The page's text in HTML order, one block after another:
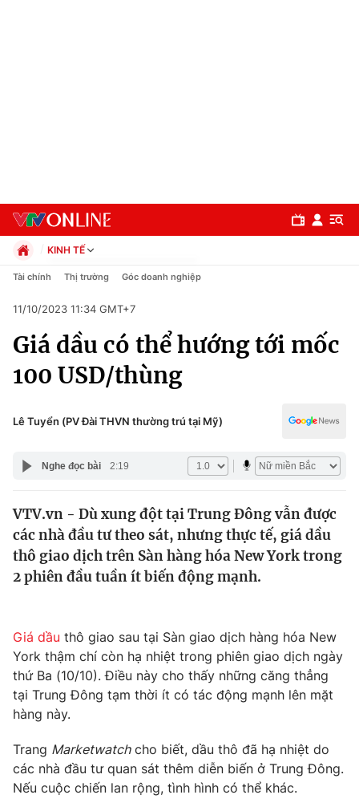
Chuyên mục
Chính trị
Pháp luật
Thế giới
Tin tức
Câu chuyện quốc tế
Tài chính
Thị trường
Góc doanh nghiệp
Dữ liệu và đời sống
Truyền hình
Phim VTV
Hậu trường
Nhân vật
Điện ảnh
Đời sống
KINH TẾ
Chính trị
Pháp luật
Kinh tế
Thể thao
Truyền hình
Y tế
Công nghệ
Tài chính Thị trường Góc doanh nghiệp
11/10/2023 11:34 GMT+7
Giá dầu có thể hướng tới mốc
100 USD/thùng
Lê Tuyển (PV Đài THVN thường trú tại Mỹ)
Nghe đọc bài 2:19
VTV.vn - Dù xung đột tại Trung Đông vẫn được
các nhà đầu tư theo sát, nhưng thực tế, giá dầu
thô giao dịch trên Sàn hàng hóa New York trong
2 phiên đầu tuần ít biến động mạnh.
Giá dầu thô giao sau tại Sàn giao dịch hàng hóa New
York thậm chí còn hạ nhiệt trong phiên giao dịch ngày
thứ Ba (10/10). Điều này cho thấy những căng thẳng
tại Trung Đông tạm thời ít có tác động mạnh lên mặt
hàng này.
Trang Marketwatchcho biết, dầu thô đã hạ nhiệt do
các nhà đầu tư quan sát thêm diễn biến ở Trung Đông.
Nếu cuộc chiến lan rộng, tình hình có thể khác.